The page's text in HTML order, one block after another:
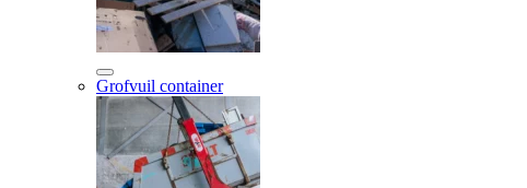
Grofvuil container